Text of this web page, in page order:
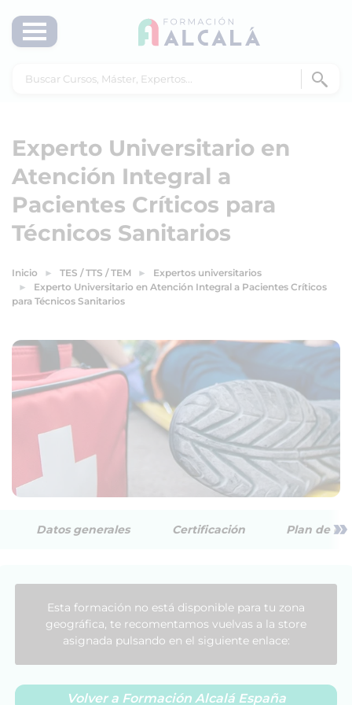
Experto Universitario en
Atención Integral a
Pacientes Críticos para
Técnicos Sanitarios
Inicio TES / TTS / TEM
Expertos universitarios
Experto Universitario en Atención Integral a Pacientes Críticos
para Técnicos Sanitarios
Datos generales Certificación Plan de »
Esta formación no está disponible para tu zona
geográfica, te recomentamos vuelvas a la store
asignada pulsando en el siguiente enlace:
Volver a Formación Alcalá España